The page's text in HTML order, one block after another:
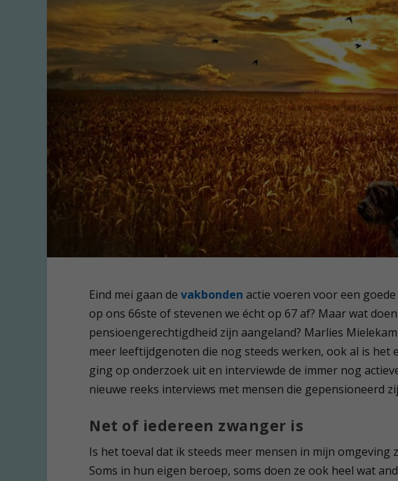
Eind mei gaan devakbonden actie voeren voor een
op ons 66ste of stevenen we écht op 67 af? Maar wat
pensioengerechtigdheid zijn aangeland? Marlies
meer leeftijdgenoten die nog steeds werken, ook al is het
ging op onderzoek uit en interviewde de immer nog
nieuwe reeks interviews met mensen die gepensioneerd
Net of iedereen zwanger is
Is het toeval dat ik steeds meer mensen in mijn omgeving
Soms in hun eigen beroep, soms doen ze ook heel wat